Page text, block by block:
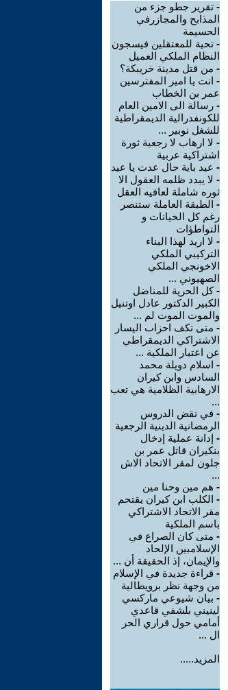
- تقرير جطو جزء من
المذابح والمجازرفي
الحسيمة
- تحية للمعتقلين فيسجون
النظام الملكي العميل
- من قتل مدينة خريبكة؟
- انت يا امير المفترسين
عمر بن الخطاب
- رسالة الى الامين العام
للكونفدرالية الديمقراطية
للشغل نوبير ...
- لا ارهاب لا رجعية ثورة
اشتراكية عربية
- عيد باية حال عدت يا عيد
- لا يبدد ظلمه العقول الا
ثوره شاملة لعافيه العقل
- الطبقة العاملة ستنصر
رغم كل الخيانات و
التواطؤات
- لا اريد لهذا البناء
التركيبي الملكي
الاخونجي الملكي
الصهيوني ...
-كل الحرية للمناضل
الكبير الدكتور عادل اوتنيل
والموت الموت لم ...
- متى تكف احزاب اليسار
الاشتراكي الديمقراطي
عن اعتبار الملكية ...
- اسلام دويلة محمد
السادس وابن كيران
الارهابية الظلامية هي تعب
...
- في نقض الدروس
الرمضانية الدينية الرجعية
- إدانة عملية إدخال
بنكيران قاتل عمر بن
جلون لمقر الاتحاد الاش
...
- هم مين وحنا مين
- الكلب ابن كيران يقتحم
مقر الاتحاد الاشتراكي
باسم الملكية
- متى كان الصراع في
الإسلامبين الإلحاد
والإيمان، إذ الحقيقة أن ...
- قراءة جديدة في الإسلام
من وجهة نظر برويطالية
- بيان شيوعي ماركسي
لينيني بلشفي قاعدي
أمامي حول قراري الحر
ال ...
المزيد.....